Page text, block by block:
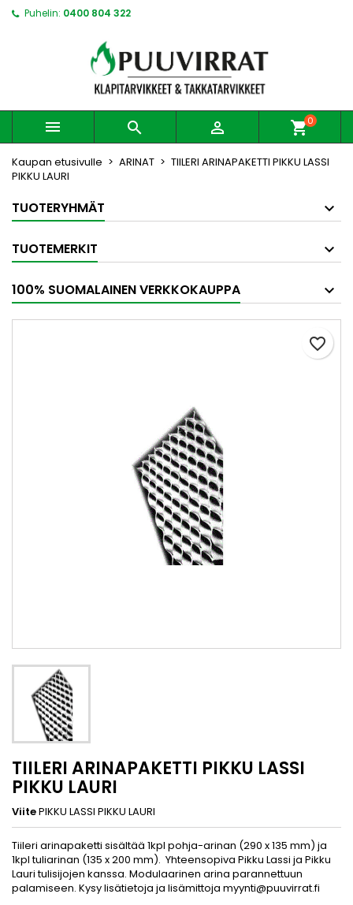
Puhelin: 0400 804 322
   shopping_cart0
Kaupan etusivulle ARINAT
TIILERI ARINAPAKETTI PIKKU LASSI
PIKKU LAURI
TUOTERYHMÄT
TUOTEMERKIT
100% SUOMALAINEN VERKKOKAUPPA
favorite_border
TIILERI ARINAPAKETTI PIKKU LASSI
PIKKU LAURI
ViitePIKKU LASSI PIKKU LAURI
Tiileri arinapaketti sisältää 1kpl pohja-arinan (290 x 135 mm) ja
1kpl tuliarinan (135 x 200 mm). Yhteensopiva Pikku Lassi ja Pikku
Lauri tulisijojen kanssa. Modulaarinen arina parannettuun
palamiseen. Kysy lisätietoja ja lisämittoja myynti@puuvirrat.fi